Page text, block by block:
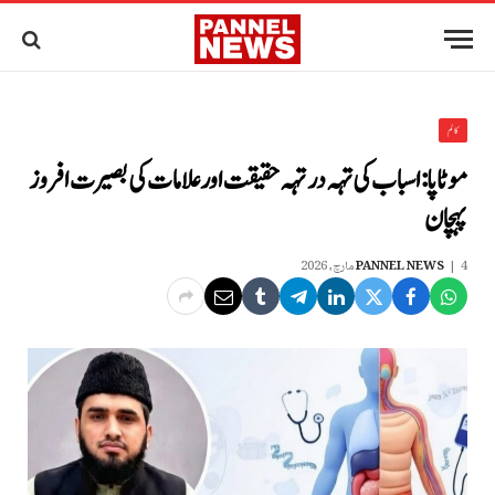
کالم
موٹاپا: اسباب کی تہہ در تہہ حقیقت اور علامات کی بصیرت افروز
پہچان
PANNEL NEWS 4 مارچ, 2026